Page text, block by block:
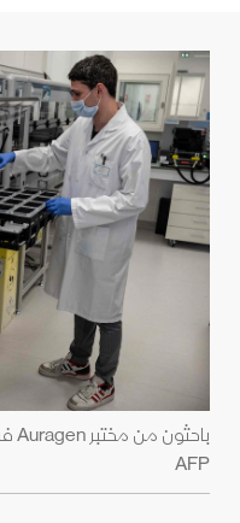
AFP